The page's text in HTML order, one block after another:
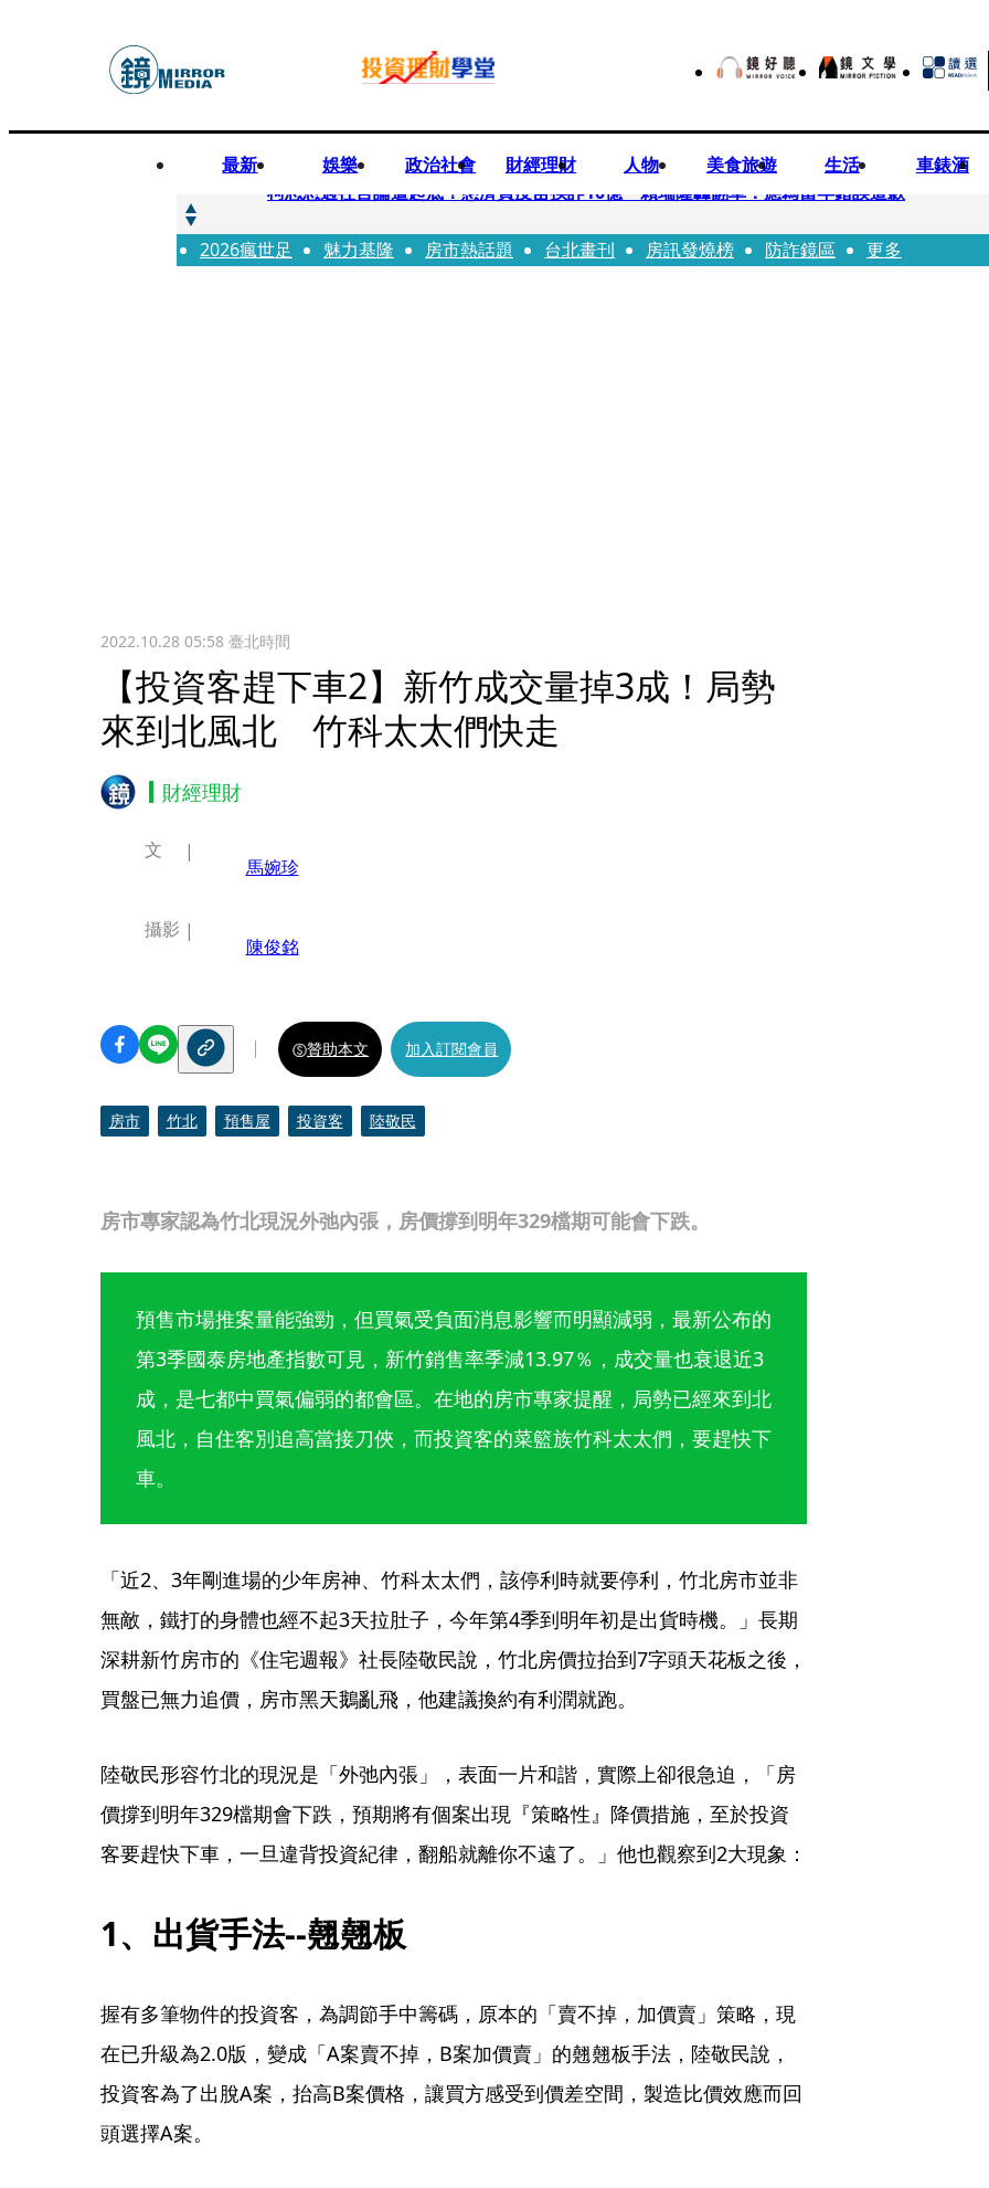
最新 娛樂 政治社會 財經理財 人物 美食旅遊 生活 車錶酒
快訊
柯志恩過往言論遭起底！慈濟買疫苗挨詐10億 賴瑞隆轟翻車：應為當年錯誤道歉
快訊
善款不是私房錢！慈濟採購疫苗被騙10億沒報案遭炎上 基金會緊急說明
2026瘋世足 魅力基隆 房市熱話題 台北畫刊 房訊發燒榜 防詐鏡區 更多
2022.10.28 05:58臺北時間
【投資客趕下車2】新竹成交量掉3成！局勢
來到北風北 竹科太太們快走
財經理財
房市專家認為竹北現況外弛內張，房價撐到明年329檔期可能會下跌。
文
馬婉珍
攝影
陳俊銘
贊助本文 加入訂閱會員
房市 竹北 預售屋 投資客 陸敬民
預售市場推案量能強勁，但買氣受負面消息影響而明顯減弱，最新公布的
第3季國泰房地產指數可見，新竹銷售率季減13.97％，成交量也衰退近3
成，是七都中買氣偏弱的都會區。在地的房市專家提醒，局勢已經來到北
風北，自住客別追高當接刀俠，而投資客的菜籃族竹科太太們，要趕快下
車。
「近2、3年剛進場的少年房神、竹科太太們，該停利時就要停利，竹北房市並非
無敵，鐵打的身體也經不起3天拉肚子，今年第4季到明年初是出貨時機。」長期
深耕新竹房市的《住宅週報》社長陸敬民說，竹北房價拉抬到7字頭天花板之後，
買盤已無力追價，房市黑天鵝亂飛，他建議換約有利潤就跑。
陸敬民形容竹北的現況是「外弛內張」，表面一片和諧，實際上卻很急迫，「房
價撐到明年329檔期會下跌，預期將有個案出現『策略性』降價措施，至於投資
客要趕快下車，一旦違背投資紀律，翻船就離你不遠了。」他也觀察到2大現象：
1、出貨手法--翹翹板
握有多筆物件的投資客，為調節手中籌碼，原本的「賣不掉，加價賣」策略，現
在已升級為2.0版，變成「A案賣不掉，B案加價賣」的翹翹板手法，陸敬民說，
投資客為了出脫A案，抬高B案價格，讓買方感受到價差空間，製造比價效應而回
頭選擇A案。